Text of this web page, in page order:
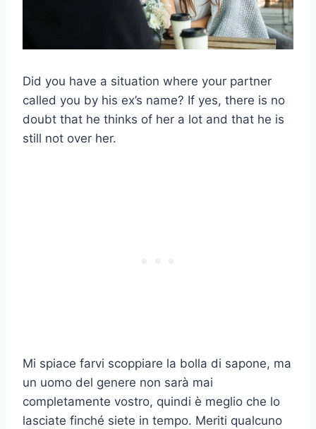
Did you have a situation where your partner
called you by his ex’s name? If yes, there is no
doubt that he thinks of her a lot and that he is
still not over her.
Mi spiace farvi scoppiare la bolla di sapone, ma
un uomo del genere non sarà mai
completamente vostro, quindi è meglio che lo
lasciate finché siete in tempo. Meriti qualcuno